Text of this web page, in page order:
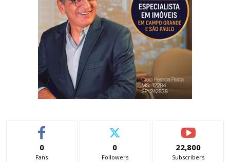
0
Fans
0
Followers
22,800
Subscribers